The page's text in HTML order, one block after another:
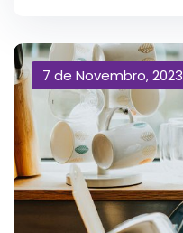
7 de Novembro, 2023